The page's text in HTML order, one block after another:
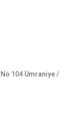
104 Ümraniye /